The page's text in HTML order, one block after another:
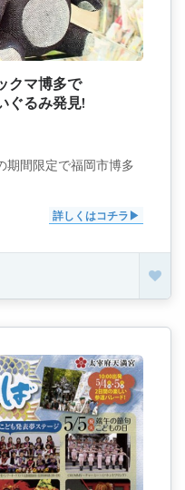
クマ博多で
ぐるみ発見!
期間限定で福岡市博多
詳しくはコチラ